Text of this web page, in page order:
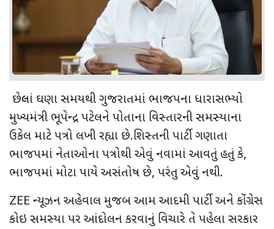
છેલ્લાં ઘણા સમયથી ગુજરાતમાં ભાજપના ધારાસભ્યો
મુખ્યમંત્રી ભૂપેન્દ્ર પટેલને પોતાના વિસ્તારની સમસ્યાના
ઉકેલ માટે પત્રો લખી રહ્યા છે.શિસ્તની પાર્ટી ગણાતા
ભાજપમાં નેતાઓના પત્રોથી એવું નવામાં આવતું હતું કે,
ભાજપમાં મોટા પાયે અસંતોષ છે, પરંતુ એવું નથી.
ZEE ન્યૂઝન અહેવાલ મુજબ આમ આદમી પાર્ટી અને કોંગ્રેસ
કોઇ સમસ્યા પર આંદોલન કરવાનું વિચારે તે પહેલા સરકાર